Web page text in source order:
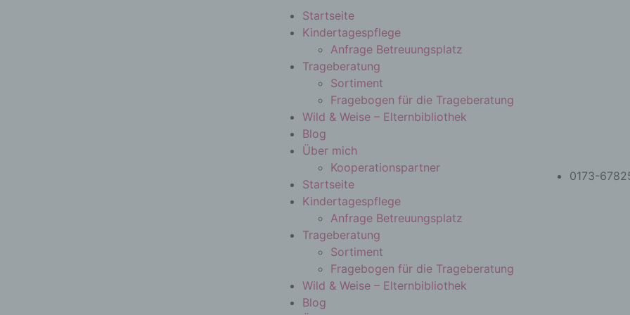
Startseite
Kindertagespflege
Anfrage Betreuungsplatz
Trageberatung
Sortiment
Fragebogen für die Trageberatung
Wild & Weise – Elternbibliothek
Blog
Über mich
Kooperationspartner
Startseite
Kindertagespflege
Anfrage Betreuungsplatz
Trageberatung
Sortiment
Fragebogen für die Trageberatung
Wild & Weise – Elternbibliothek
Blog
0173-